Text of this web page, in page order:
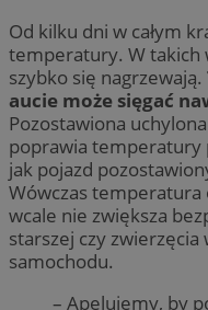
Od kilku dni w całym
temperatury. W takich
szybko się nagrzewają.
aucie może sięgać
Pozostawiona
poprawia temperatury
jak pojazd
Wówczas temperatura
wcale nie zwiększa
starszej czy
samochodu.
– Apelujemy, by